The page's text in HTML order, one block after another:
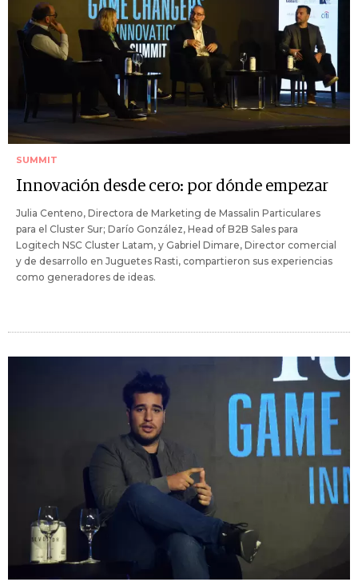
SUMMIT
Innovación desde cero: por dónde empezar
Julia Centeno, Directora de Marketing de Massalin Particulares
para el Cluster Sur; Darío González, Head of B2B Sales para
Logitech NSC Cluster Latam, y Gabriel Dimare, Director comercial
y de desarrollo en Juguetes Rasti, compartieron sus experiencias
como generadores de ideas.